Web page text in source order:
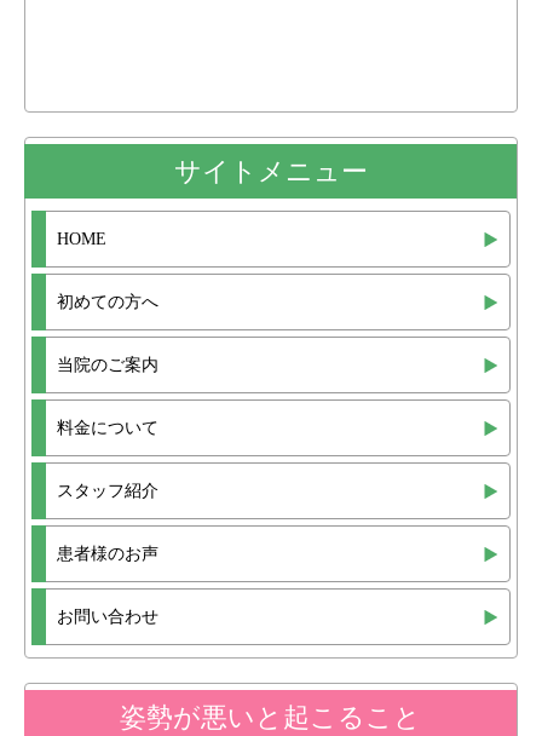
サイトメニュー
HOME
初めての方へ
当院のご案内
料金について
スタッフ紹介
患者様のお声
お問い合わせ
姿勢が悪いと起こること